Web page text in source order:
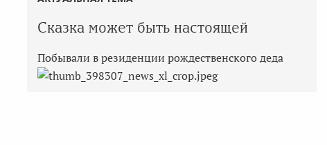
Сказка может быть настоящей
Побывали в резиденции рождественского деда